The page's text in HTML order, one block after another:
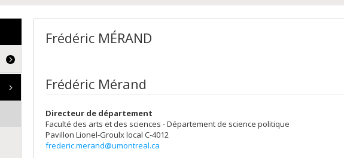
Frédéric MÉRAND
Frédéric Mérand
Directeur de département
Faculté des arts et des sciences - Département de science politique
Pavillon Lionel-Groulxlocal C-4012
frederic.merand@umontreal.ca